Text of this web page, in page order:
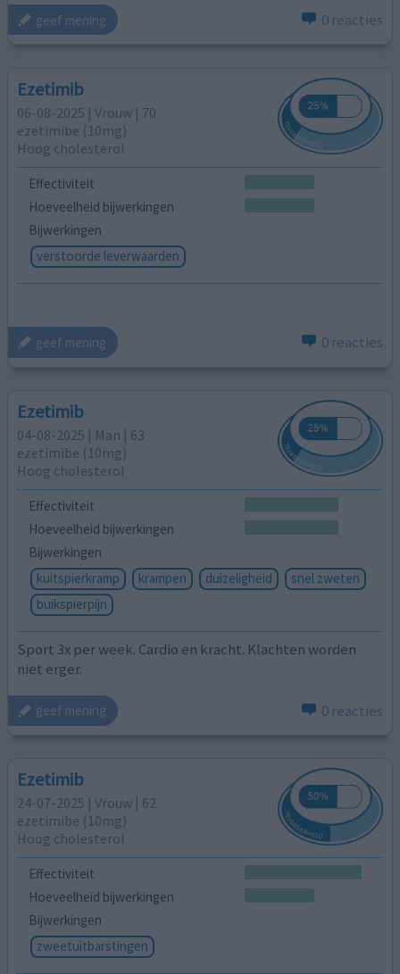
geef mening 0 reacties
Ezetimib
06-08-2025 | Vrouw | 70
ezetimibe (10mg)
Hoog cholesterol
Effectiviteit
Hoeveelheid bijwerkingen
Bijwerkingen
verstoorde leverwaarden
geef mening 0 reacties
Ezetimib
04-08-2025 | Man | 63
ezetimibe (10mg)
Hoog cholesterol
Effectiviteit
Hoeveelheid bijwerkingen
Bijwerkingen
kuitspierkramp
krampen duizeligheid
snel zweten
buikspierpijn
Sport 3x per week. Cardio en kracht. Klachten worden
niet erger.
geef mening 0 reacties
Ezetimib
24-07-2025 | Vrouw | 62
ezetimibe (10mg)
Hoog cholesterol
Effectiviteit
Hoeveelheid bijwerkingen
Bijwerkingen
zweetuitbarstingen